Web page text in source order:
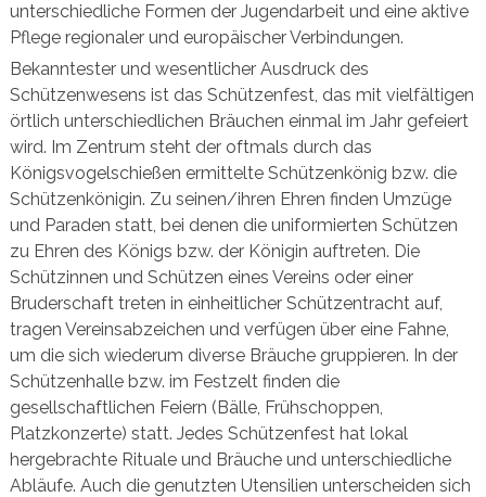
unterschiedliche Formen der Jugendarbeit und eine aktive
Pflege regionaler und europäischer Verbindungen.
Bekanntester und wesentlicher Ausdruck des
Schützenwesens ist das Schützenfest, das mit vielfältigen
örtlich unterschiedlichen Bräuchen einmal im Jahr gefeiert
wird. Im Zentrum steht der oftmals durch das
Königsvogelschießen ermittelte Schützenkönig bzw. die
Schützenkönigin. Zu seinen/ihren Ehren finden Umzüge
und Paraden statt, bei denen die uniformierten Schützen
zu Ehren des Königs bzw. der Königin auftreten. Die
Schützinnen und Schützen eines Vereins oder einer
Bruderschaft treten in einheitlicher Schützentracht auf,
tragen Vereinsabzeichen und verfügen über eine Fahne,
um die sich wiederum diverse Bräuche gruppieren. In der
Schützenhalle bzw. im Festzelt finden die
gesellschaftlichen Feiern (Bälle, Frühschoppen,
Platzkonzerte) statt. Jedes Schützenfest hat lokal
hergebrachte Rituale und Bräuche und unterschiedliche
Abläufe. Auch die genutzten Utensilien unterscheiden sich